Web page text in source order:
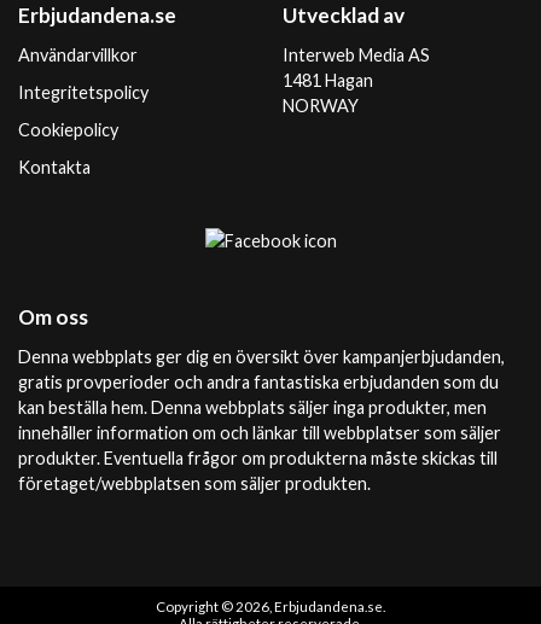
Erbjudandena.se
Användarvillkor
Integritetspolicy
Cookiepolicy
Kontakta
Utvecklad av
Interweb Media AS
1481 Hagan
NORWAY
Om oss
Denna webbplats ger dig en översikt över kampanjerbjudanden,
gratis provperioder och andra fantastiska erbjudanden som du
kan beställa hem. Denna webbplats säljer inga produkter, men
innehåller information om och länkar till webbplatser som säljer
produkter. Eventuella frågor om produkterna måste skickas till
företaget/webbplatsen som säljer produkten.
Copyright © 2026, Erbjudandena.se.